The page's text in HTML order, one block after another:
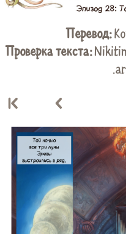
Перевод:
Проверка текста: